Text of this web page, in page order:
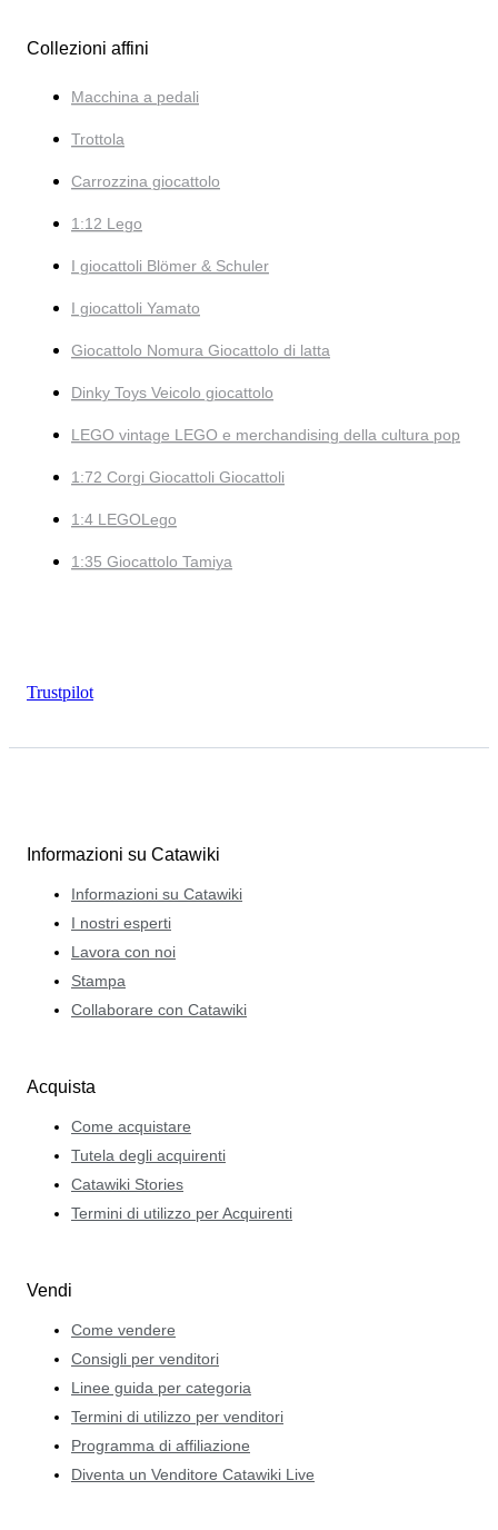
Collezioni affini
Macchina a pedali
Trottola
Carrozzina giocattolo
1:12 Lego
I giocattoli Blömer & Schuler
I giocattoli Yamato
Giocattolo Nomura Giocattolo di latta
Dinky Toys Veicolo giocattolo
LEGO vintage LEGO e merchandising della cultura pop
1:72 Corgi Giocattoli Giocattoli
1:4 LEGOLego
1:35 Giocattolo Tamiya
Trustpilot
Informazioni su Catawiki
Informazioni su Catawiki
I nostri esperti
Lavora con noi
Stampa
Collaborare con Catawiki
Acquista
Come acquistare
Tutela degli acquirenti
Catawiki Stories
Termini di utilizzo per Acquirenti
Vendi
Come vendere
Consigli per venditori
Linee guida per categoria
Termini di utilizzo per venditori
Programma di affiliazione
Diventa un Venditore Catawiki Live